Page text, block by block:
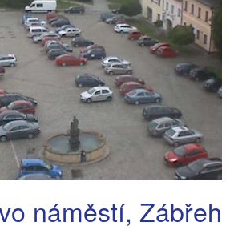
náměstí, Zábřeh